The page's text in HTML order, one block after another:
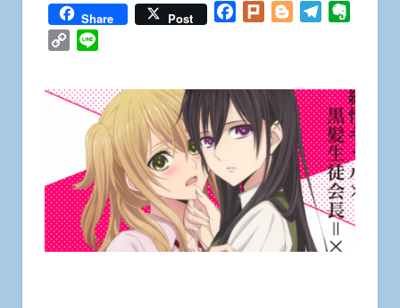
Share Post Facebook
Plurk BloggerTelegram
Copy